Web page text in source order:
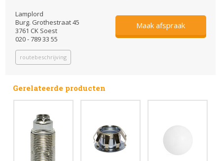
Lamplord
Burg. Grothestraat 45
3761 CK Soest
020 - 789 33 55
routebeschrijving
Maak afspraak
Gerelateerde producten